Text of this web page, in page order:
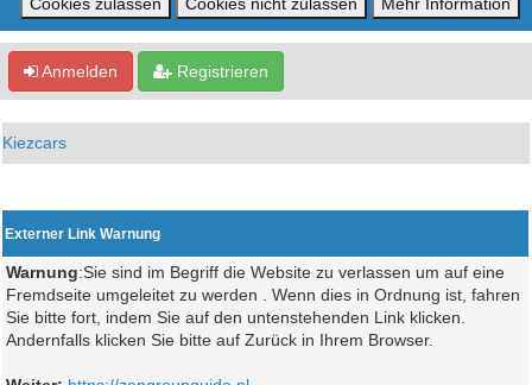
Anmelden Registrieren
Kiezcars
Externer Link Warnung
Warnung:Sie sind im Begriff die Website zu verlassen um auf eine
Fremdseite umgeleitet zu werden . Wenn dies in Ordnung ist, fahren
Sie bitte fort, indem Sie auf den untenstehenden Link klicken.
Andernfalls klicken Sie bitte auf Zurück in Ihrem Browser.